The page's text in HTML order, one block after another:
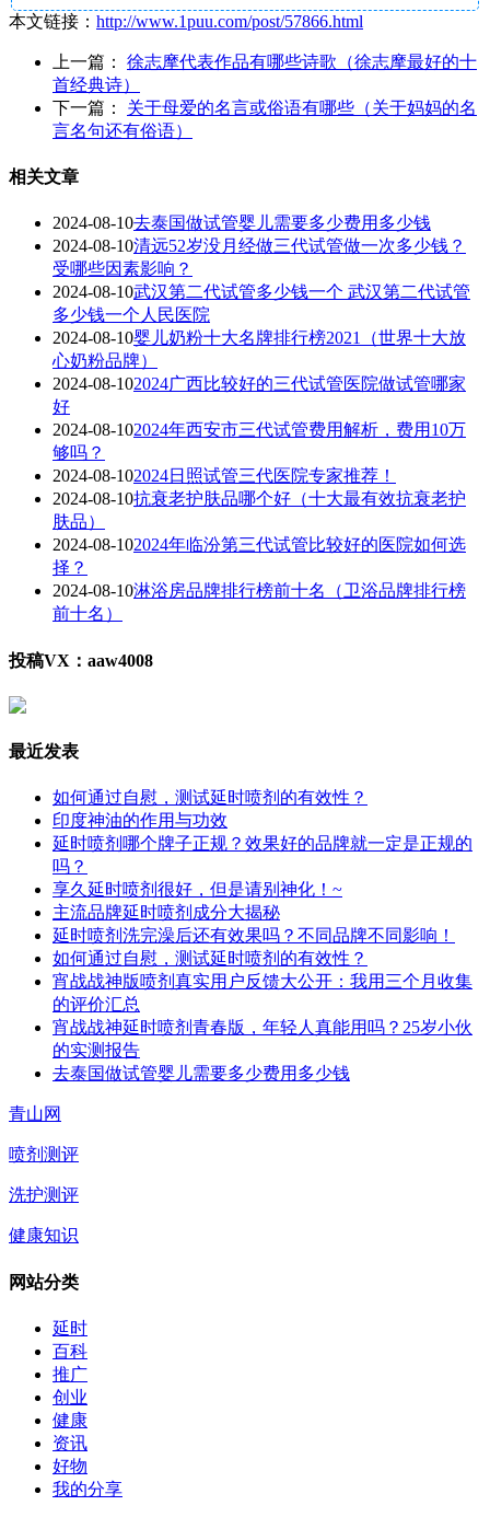
本文链接： http://www.1puu.com/post/57866.html
上一篇： 徐志摩代表作品有哪些诗歌（徐志摩最好的十
首经典诗）
下一篇： 关于母爱的名言或俗语有哪些（关于妈妈的名
言名句还有俗语）
相关文章
2024-08-10去泰国做试管婴儿需要多少费用多少钱
2024-08-10清远52岁没月经做三代试管做一次多少钱？
受哪些因素影响？
2024-08-10武汉第二代试管多少钱一个 武汉第二代试管
多少钱一个人民医院
2024-08-10婴儿奶粉十大名牌排行榜2021（世界十大放
心奶粉品牌）
2024-08-102024广西比较好的三代试管医院做试管哪家
好
2024-08-102024年西安市三代试管费用解析，费用10万
够吗？
2024-08-102024日照试管三代医院专家推荐！
2024-08-10抗衰老护肤品哪个好（十大最有效抗衰老护
肤品）
2024-08-102024年临汾第三代试管比较好的医院如何选
择？
2024-08-10淋浴房品牌排行榜前十名（卫浴品牌排行榜
前十名）
投稿VX：aaw4008
最近发表
如何通过自慰，测试延时喷剂的有效性？
印度神油的作用与功效
延时喷剂哪个牌子正规？效果好的品牌就一定是正规的
吗？
享久延时喷剂很好，但是请别神化！~
主流品牌延时喷剂成分大揭秘
延时喷剂洗完澡后还有效果吗？不同品牌不同影响！
如何通过自慰，测试延时喷剂的有效性？
宵战战神版喷剂真实用户反馈大公开：我用三个月收集
的评价汇总
宵战战神延时喷剂青春版，年轻人真能用吗？25岁小伙
的实测报告
去泰国做试管婴儿需要多少费用多少钱
青山网
喷剂测评
洗护测评
健康知识
网站分类
延时
百科
推广
创业
健康
资讯
好物
我的分享